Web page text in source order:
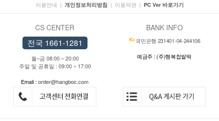
이용안내 | 개인정보처리방침 | 이용약관 | PC Ver 바로가기
CS CENTER
전국 1661-1281
월~금 08:00 ~ 20:00
주말 및 공휴일 : 09:00 ~ 17:00
Email : order@hangboc.com
BANK INFO
국민은행 231401-04-244106
예금주 : (주)행복찹쌀떡